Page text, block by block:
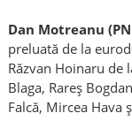
Dan Motreanu
preluată de la
Răzvan Hoinaru de
Blaga, Rareș
Falcă, Mircea Hava